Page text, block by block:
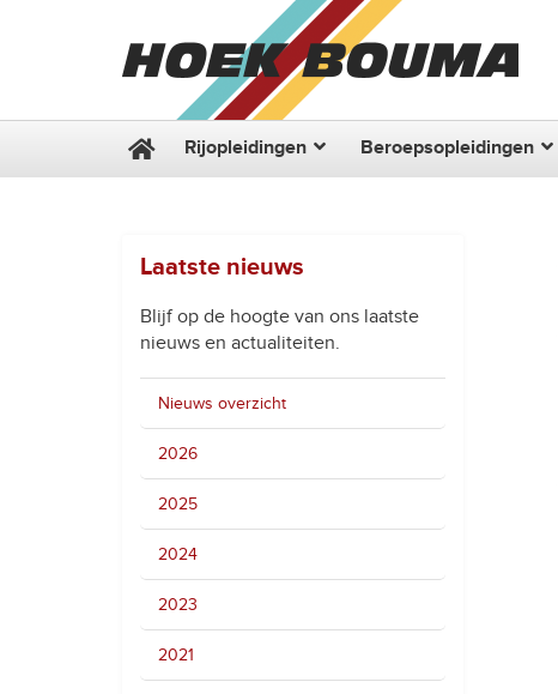
Rijopleidingen Beroepsopleidingen
Laatste nieuws
Blijf op de hoogte van ons laatste
nieuws en actualiteiten.
Nieuws overzicht
2026
2025
2024
2023
2021